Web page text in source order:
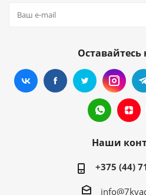
Оставайтесь
Наши
+375 (44)